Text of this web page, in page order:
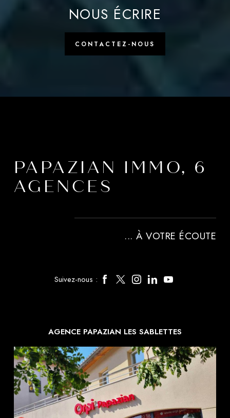
NOUS ÉCRIRE
CONTACTEZ-NOUS
PAPAZIAN IMMO, 6
AGENCES
... À VOTRE ÉCOUTE
Suivez-nous :
AGENCE PAPAZIAN LES SABLETTES